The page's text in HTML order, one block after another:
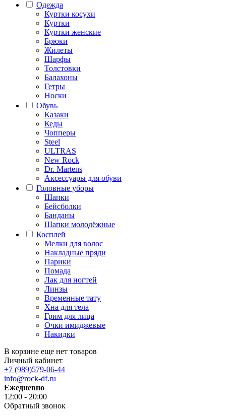
Одежда
Куртки косухи
Куртки
Куртки женские
Брюки
Жилеты
Шарфы
Толстовки
Балахоны
Гетры
Носки
Обувь
Казаки
Кеды
Чопперы
Steel
ULTRAS
New Rock
Dr. Martens
Аксессуары для обуви
Головные уборы
Шапки
Бейсболки
Банданы
Шапки молодёжные
Косплей
Мелки для волос
Накладные пряди
Парики
Помада
Лак для ногтей
Линзы
Временные тату
Хна для тела
Грим для лица
Очки имиджевые
Накидки
В корзине еще нет товаров
Личный кабинет
+7 (989)579-06-44
info@rock-df.ru
Ежедневно
12:00 - 20:00
Обратный звонок